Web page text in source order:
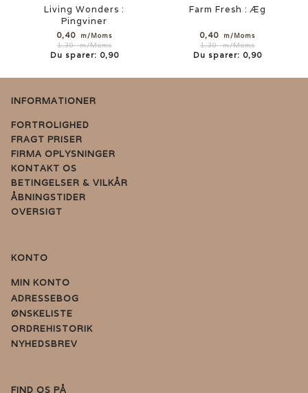
Living Wonders :
Pingviner
0,40 m/Moms
1,30m/Moms
Du sparer: 0,90
Farm Fresh : Æg
0,40 m/Moms
1,30m/Moms
Du sparer: 0,90
INFORMATIONER
FORTROLIGHED
FRAGT PRISER
FIRMA OPLYSNINGER
KONTAKT OS
BETINGELSER & VILKÅR
ÅBNINGSTIDER
OVERSIGT
KONTO
MIN KONTO
ADRESSEBOG
ØNSKELISTE
ORDREHISTORIK
NYHEDSBREV
FIND OS PÅ